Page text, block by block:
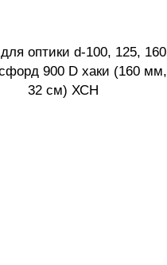
оптики d-100, 125, 160
900 D хаки (160 мм,
32 см) ХСН